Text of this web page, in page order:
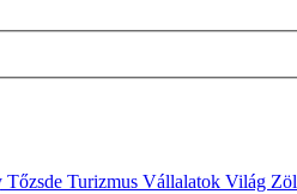
Tőzsde Turizmus Vállalatok Világ